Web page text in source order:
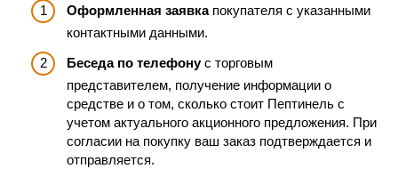
Оформленная заявкапокупателя с указанными
контактными данными.
Беседа по телефонус торговым
представителем, получение информации о
средстве и о том, сколько стоит Пептинель с
учетом актуального акционного предложения. При
согласии на покупку ваш заказ подтверждается и
отправляется.